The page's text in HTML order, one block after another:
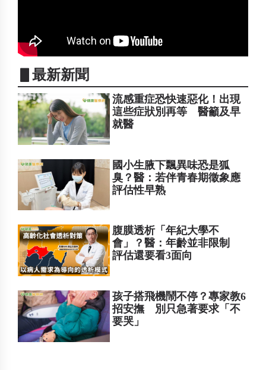
▋最新新聞
流感重症恐快速惡化！出現
這些症狀別再等 醫籲及早
就醫
國小生腋下飄異味恐是狐
臭？醫：若伴青春期徵象應
評估性早熟
腹膜透析「年紀大學不
會」？醫：年齡並非限制
評估還要看3面向
孩子搭飛機鬧不停？專家教6
招安撫 別只急著要求「不
要哭」